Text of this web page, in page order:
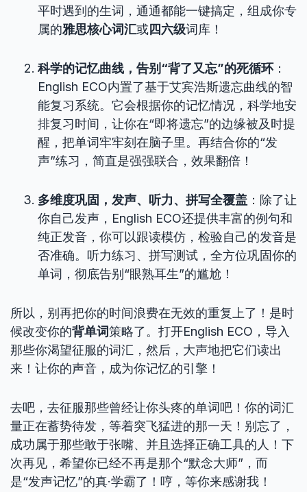
平时遇到的生词，通通都能一键搞定，组成你专
属的雅思核心词汇或四六级词库！
科学的记忆曲线，告别“背了又忘”的死循环：
English ECO内置了基于艾宾浩斯遗忘曲线的智
能复习系统。它会根据你的记忆情况，科学地安
排复习时间，让你在“即将遗忘”的边缘被及时提
醒，把单词牢牢刻在脑子里。再结合你的“发
声”练习，简直是强强联合，效果翻倍！
多维度巩固，发声、听力、拼写全覆盖 ：除了让
你自己发声，English ECO还提供丰富的例句和
纯正发音，你可以跟读模仿，检验自己的发音是
否准确。听力练习、拼写测试，全方位巩固你的
单词，彻底告别“眼熟耳生”的尴尬！
所以，别再把你的时间浪费在无效的重复上了！是时
候改变你的背单词策略了。打开English ECO，导入
那些你渴望征服的词汇，然后，大声地把它们读出
来！让你的声音，成为你记忆的引擎！
去吧，去征服那些曾经让你头疼的单词吧！你的词汇
量正在蓄势待发，等着突飞猛进的那一天！别忘了，
成功属于那些敢于张嘴、并且选择正确工具的人！下
次再见，希望你已经不再是那个“默念大师”，而
是“发声记忆”的真·学霸了！哼，等你来感谢我！